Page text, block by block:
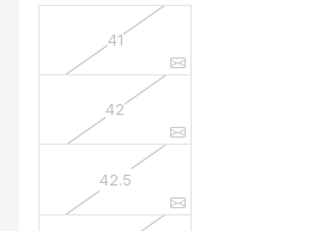
41
42
42.5